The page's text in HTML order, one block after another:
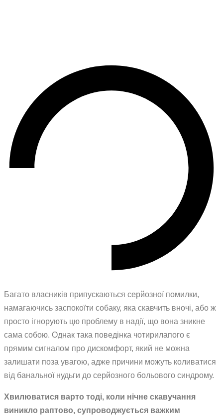
Багато власників припускаються серйозної помилки,
намагаючись заспокоїти собаку, яка скавчить вночі, або ж
просто ігнорують цю проблему в надії, що вона зникне
сама собою. Однак така поведінка чотирилапого є
прямим сигналом про дискомфорт, який не можна
залишати поза увагою, адже причини можуть коливатися
від банальної нудьги до серйозного больового синдрому.
Хвилюватися варто тоді, коли нічне скавучання
виникло раптово, супроводжується важким